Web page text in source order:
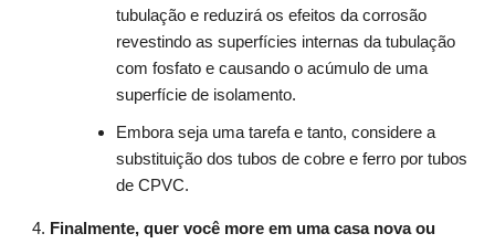
tubulação e reduzirá os efeitos da corrosão
revestindo as superfícies internas da tubulação
com fosfato e causando o acúmulo de uma
superfície de isolamento.
Embora seja uma tarefa e tanto, considere a
substituição dos tubos de cobre e ferro por tubos
de CPVC.
Finalmente, quer você more em uma casa nova ou